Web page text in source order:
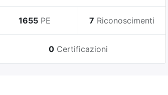
1655 PE 7 Riconoscimenti
0 Certificazioni